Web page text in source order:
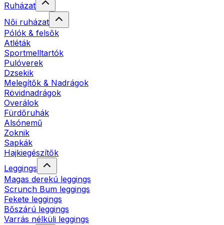
Ruházat
Női ruházat
Pólók & felsők
Atléták
Sportmelltartók
Pulóverek
Dzsekik
Melegítők & Nadrágok
Rövidnadrágok
Overálok
Fürdőruhák
Alsónemű
Zoknik
Sapkák
Hajkiegészítők
Leggings
Magas derekú leggings
Scrunch Bum leggings
Fekete leggings
Bőszárú leggings
Varrás nélküli leggings